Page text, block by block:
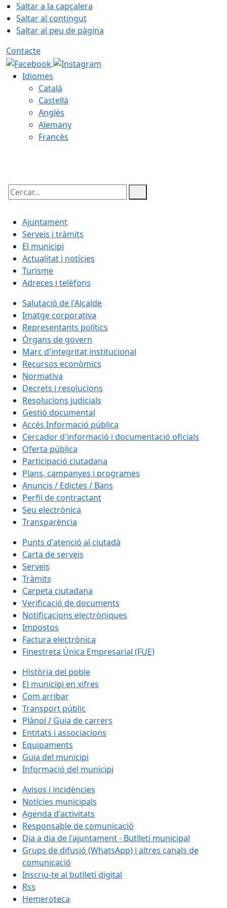
Saltar a la capçalera
Saltar al contingut
Saltar al peu de pàgina
Contacte
Idiomes
Català
Castellà
Anglès
Alemany
Francès
Cercar:
Ajuntament
Serveis i tràmits
El municipi
Actualitat i notícies
Turisme
Adreces i telèfons
Salutació de l'Alcalde
Imatge corporativa
Representants polítics
Òrgans de govern
Marc d'integritat institucional
Recursos econòmics
Normativa
Decrets i resolucions
Resolucions judicials
Gestió documental
Accés Informació pública
Cercador d'informació i documentació oficials
Oferta pública
Participació ciutadana
Plans, campanyes i programes
Anuncis / Edictes / Bans
Perfil de contractant
Seu electrònica
Transparència
Punts d'atenció al ciutadà
Carta de serveis
Serveis
Tràmits
Carpeta ciutadana
Verificació de documents
Notificacions electròniques
Impostos
Factura electrònica
Finestreta Única Empresarial (FUE)
Història del poble
El municipi en xifres
Com arribar
Transport públic
Plànol / Guia de carrers
Entitats i associacions
Equipaments
Guia del municipi
Informació del municipi
Avisos i incidències
Notícies municipals
Agenda d'activitats
Responsable de comunicació
Dia a dia de l'ajuntament - Butlletí municipal
Grups de difusió (WhatsApp) i altres canals de
comunicació
Inscriu-te al butlletí digital
Rss
Hemeroteca